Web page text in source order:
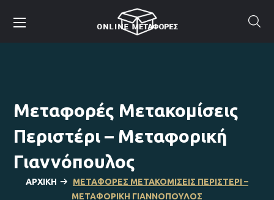
Μεταφορές Μετακομίσεις
Περιστέρι – Μεταφορική
Γιαννόπουλος
ΑΡΧΙΚΉ
ΜΕΤΑΦΟΡΈΣ ΜΕΤΑΚΟΜΊΣΕΙΣ ΠΕΡΙΣΤΈΡΙ –
ΜΕΤΑΦΟΡΙΚΉ ΓΙΑΝΝΌΠΟΥΛΟΣ